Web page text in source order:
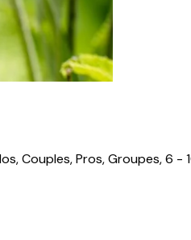
Couples, Pros, Groupes, 6 -